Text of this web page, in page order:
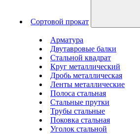
Сортовой прокат
Арматура
Двутавровые балки
Стальной квадрат
Круг металлический
Дробь металлическая
Ленты металлические
Полоса стальная
Стальные прутки
Трубы стальные
Поковка стальная
Уголок стальной